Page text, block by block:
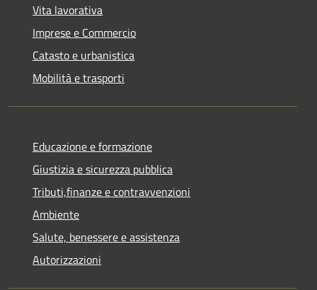
Vita lavorativa
Imprese e Commercio
Catasto e urbanistica
Mobilità e trasporti
Educazione e formazione
Giustizia e sicurezza pubblica
Tributi,finanze e contravvenzioni
Ambiente
Salute, benessere e assistenza
Autorizzazioni